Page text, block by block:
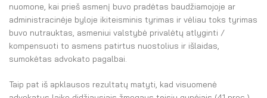
nuomone, kai prieš asmenį buvo pradėtas baudžiamojoje ar
administracinėje byloje ikiteisminis tyrimas ir vėliau toks tyrimas
buvo nutrauktas, asmeniui valstybė privalėtų atlyginti /
kompensuoti to asmens patirtus nuostolius ir išlaidas,
sumokėtas advokato pagalbai.
Taip pat iš apklausos rezultatų matyti, kad visuomenė